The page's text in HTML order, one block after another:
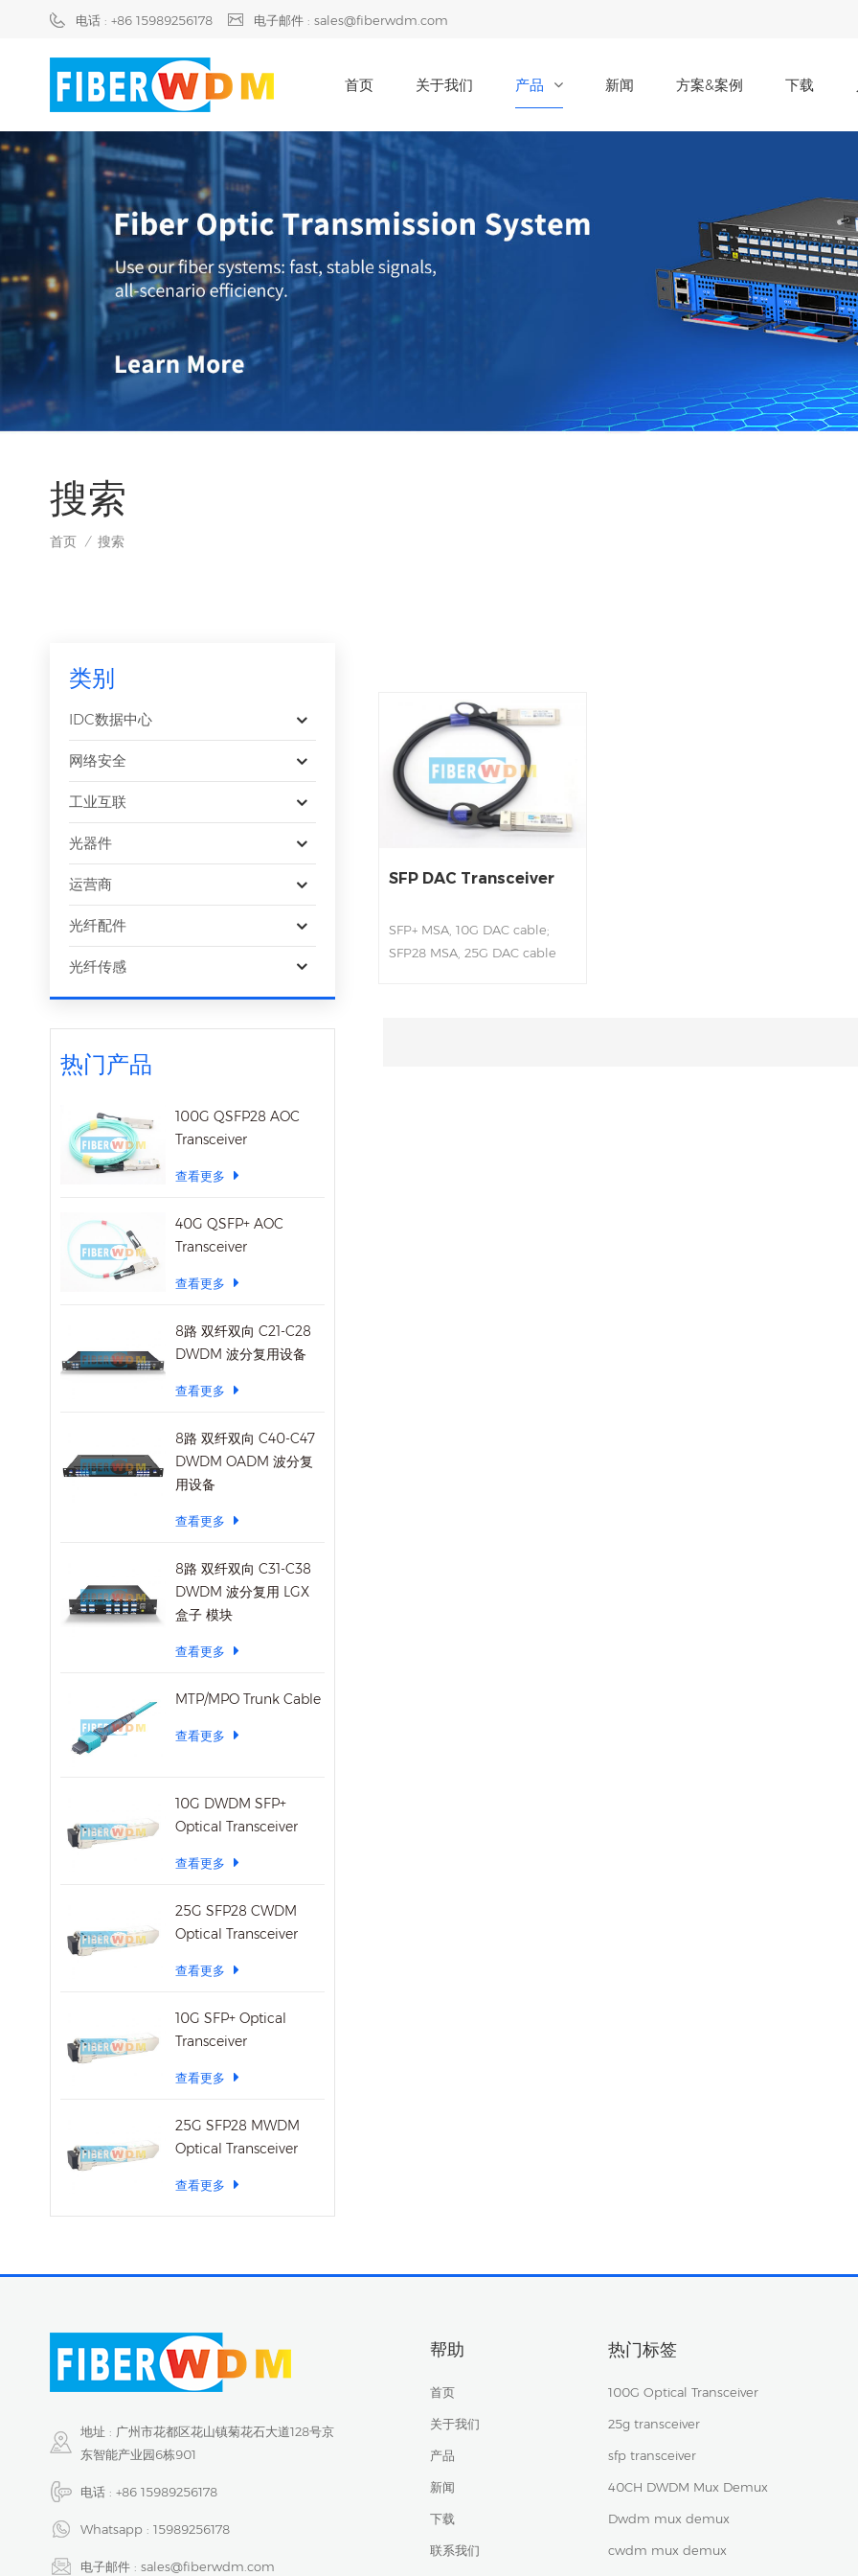
电话 : +86 15989256178 电子邮件 : sales@fiberwdm.com
首页 关于我们 产品 新闻 方案&案例 下载
搜索
首页 / 搜索
类别
IDC数据中心
网络安全
工业互联
光器件
运营商
光纤配件
光纤传感
热门产品
100G QSFP28 AOC
Transceiver
查看更多
40G QSFP+ AOC
Transceiver
查看更多
8路 双纤双向 C21-C28
DWDM 波分复用设备
查看更多
8路 双纤双向 C40-C47
DWDM OADM 波分复
用设备
查看更多
8路 双纤双向 C31-C38
DWDM 波分复用 LGX
盒子 模块
查看更多
MTP/MPO Trunk Cable
查看更多
10G DWDM SFP+
Optical Transceiver
查看更多
25G SFP28 CWDM
Optical Transceiver
查看更多
10G SFP+ Optical
Transceiver
查看更多
25G SFP28 MWDM
Optical Transceiver
查看更多
SFP DAC Transceiver
SFP+ MSA, 10G DAC cable;
SFP28 MSA, 25G DAC cable
地址 : 广州市花都区花山镇菊花石大道128号京
东智能产业园6栋901
电话 : +86 15989256178
Whatsapp : 15989256178
电子邮件 : sales@fiberwdm.com
帮助
首页
关于我们
产品
新闻
下载
联系我们
热门标签
100G Optical Transceiver
25g transceiver
sfp transceiver
40CH DWDM Mux Demux
Dwdm mux demux
cwdm mux demux